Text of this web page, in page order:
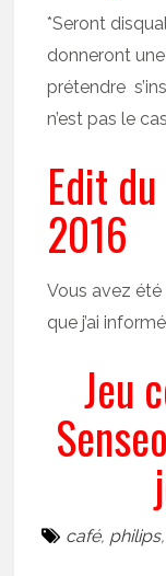
*Seront
donneront
prétendre
n’est pas le
Edit
2016
Vous avez
que j’ai
Jeu
café, philips,